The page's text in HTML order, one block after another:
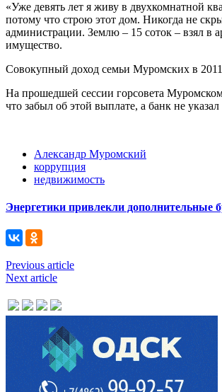
«Уже девять лет я живу в двухкомнатной
потому что строю этот дом. Никогда не
администрации. Землю – 15 соток – взял в
имущество.
Совокупный доход семьи Муромских в
На прошедшей сессии горсовета
что забыл об этой выплате, а банк не
Александр Муромский
коррупция
недвижимость
Энергетики привлекли дополнительные
Previous article
Next article